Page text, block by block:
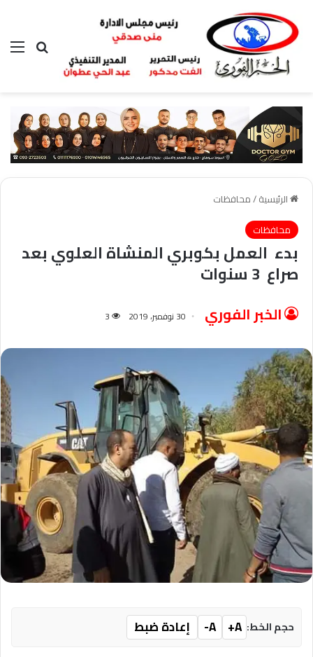
بحث عن
الرئيسية/محافظات
محافظات
بدء العمل بكوبري المنشاة العلوي بعد
صراع 3 سنوات
الخبر الفوري 30 نوفمبر، 2019 3
حجم الخط: A+
A-
إعادة ضبط